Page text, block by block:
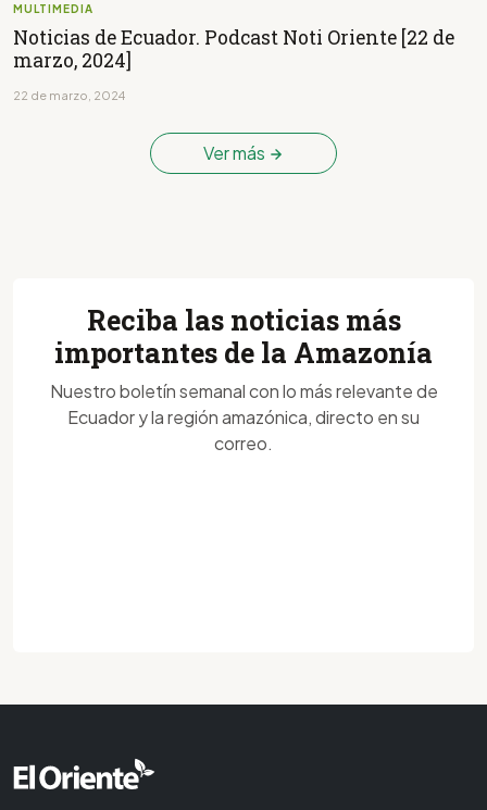
MULTIMEDIA
Noticias de Ecuador. Podcast Noti Oriente [22 de
marzo, 2024]
22 de marzo, 2024
Ver más
Reciba las noticias más
importantes de la Amazonía
Nuestro boletín semanal con lo más relevante de
Ecuador y la región amazónica, directo en su
correo.